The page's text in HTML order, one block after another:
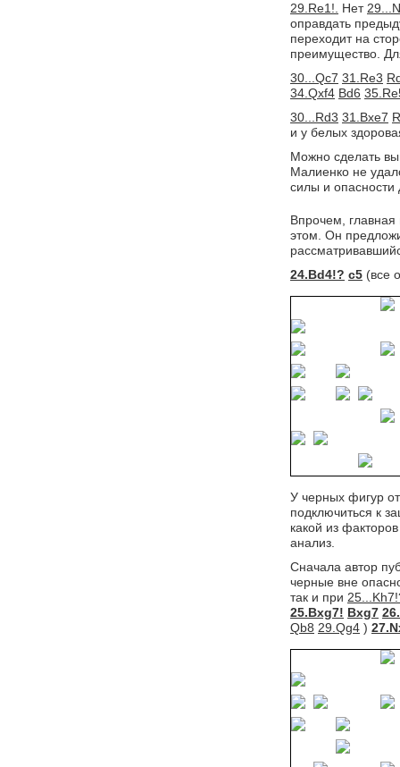
29.Re1!.
Нет
оправдать
переходит на
преимущество.
30...Qc7 31.Re3
34.Qxf4 Bd6
30...Rd3 31.Bxe7
и у белых
Можно сделать
Малиенко не
силы и опасности
Впрочем, главная
этом. Он
24.Bd4!? c5 (все
У черных фигур
подключиться к
какой из
анализ.
Сначала автор
черные вне
так и при
25.Bxg7! Bxg7
Qb8 29.Qg4 )